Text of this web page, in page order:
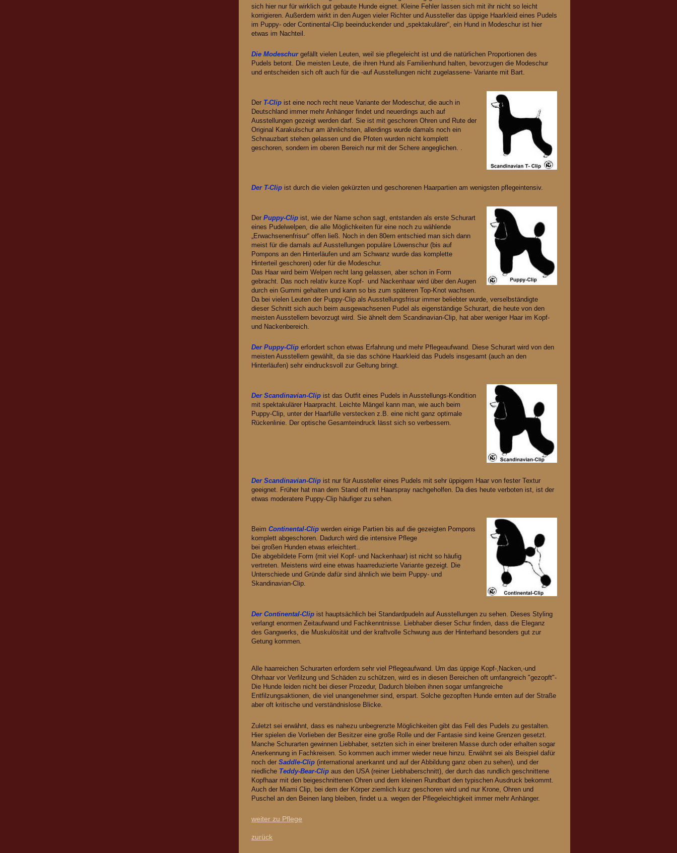
sich hier nur für wirklich gut gebaute Hunde eignet. Kleine Fehler lassen sich mit ihr nicht so leicht
korrigieren. Außerdem wirkt in den Augen vieler Richter und Aussteller das üppige Haarkleid eines Pudels
im Puppy- oder Continental-Clip beeinduckender und „spektakulärer“, ein Hund in Modeschur ist hier
etwas im Nachteil.
Die Modeschurgefällt vielen Leuten, weil sie pflegeleicht ist und die natürlichen Proportionen des
Pudels betont. Die meisten Leute, die ihren Hund als Familienhund halten, bevorzugen die Modeschur
und entscheiden sich oft auch für die -auf Ausstellungen nicht zugelassene- Variante mit Bart.
Der T-Clip ist eine noch recht neue Variante der Modeschur, die auch in
Deutschland immer mehr Anhänger findet und neuerdings auch auf
Ausstellungen gezeigt werden darf. Sie ist mit geschoren Ohren und Rute der
Original Karakulschur am ähnlichsten, allerdings wurde damals noch ein
Schnauzbart stehen gelassen und die Pfoten wurden nicht komplett
geschoren, sondern im oberen Bereich nur mit der Schere angeglichen. .
Der T-Clip ist durch die vielen gekürzten und geschorenen Haarpartien am wenigsten pflegeintensiv.
DerPuppy-Clip ist, wie der Name schon sagt, entstanden als erste Schurart
eines Pudelwelpen, die alle Möglichkeiten für eine noch zu wählende
„Erwachsenenfrisur“ offen ließ. Noch in den 80ern entschied man sich dann
meist für die damals auf Ausstellungen populäre Löwenschur (bis auf
Pompons an den Hinterläufen und am Schwanz wurde das komplette
Hinterteil geschoren) oder für die Modeschur.
Das Haar wird beim Welpen recht lang gelassen, aber schon in Form
gebracht. Das noch relativ kurze Kopf- und Nackenhaar wird über den Augen
durch ein Gummi gehalten und kann so bis zum späteren Top-Knot wachsen.
Da bei vielen Leuten der Puppy-Clip als Ausstellungsfrisur immer beliebter wurde, verselbständigte
dieser Schnitt sich auch beim ausgewachsenen Pudel als eigenständige Schurart, die heute von den
meisten Ausstellern bevorzugt wird. Sie ähnelt dem Scandinavian-Clip, hat aber weniger Haar im Kopf-
und Nackenbereich.
Der Puppy-Cliperfordert schon etwas Erfahrung und mehr Pflegeaufwand. Diese Schurart wird von den
meisten Ausstellern gewählt, da sie das schöne Haarkleid das Pudels insgesamt (auch an den
Hinterläufen) sehr eindrucksvoll zur Geltung bringt.
Der Scandinavian-Clip ist das Outfit eines Pudels in Ausstellungs-Kondition
mit spektakulärer Haarpracht. Leichte Mängel kann man, wie auch beim
Puppy-Clip, unter der Haarfülle verstecken z.B. eine nicht ganz optimale
Rückenlinie. Der optische Gesamteindruck lässt sich so verbessern.
Der Scandinavian-Clip ist nur für Aussteller eines Pudels mit sehr üppigem Haar von fester Textur
geeignet. Früher hat man dem Stand oft mit Haarspray nachgeholfen. Da dies heute verboten ist, ist der
etwas moderatere Puppy-Clip häufiger zu sehen.
BeimContinental-Clip werden einige Partien bis auf die gezeigten Pompons
komplett abgeschoren. Dadurch wird die intensive Pflege
bei großen Hunden etwas erleichtert
Die abgebildete Form (mit viel Kopf- und Nackenhaar) ist nicht so häufig
vertreten. Meistens wird eine etwas haarreduzierte Variante gezeigt. Die
Unterschiede und Gründe dafür sind ähnlich wie beim Puppy- und
Skandinavian-Clip.
Der Continental-Clip ist hauptsächlich bei Standardpudeln auf Ausstellungen zu sehen. Dieses Styling
verlangt enormen Zeitaufwand und Fachkenntnisse. Liebhaber dieser Schur finden, dass die Eleganz
des Gangwerks, die Muskulösität und der kraftvolle Schwung aus der Hinterhand besonders gut zur
Getung kommen.
Alle haarreichen Schurarten erfordern sehr viel Pflegeaufwand. Um das üppige Kopf-,Nacken,-und
Ohrhaar vor Verfilzung und Schäden zu schützen, wird es in diesen Bereichen oft umfangreich "gezopft"-
Die Hunde leiden nicht bei dieser Prozedur, Dadurch bleiben ihnen sogar umfangreiche
Entfilzungsaktionen, die viel unangenehmer sind, erspart. Solche gezopften Hunde ernten auf der Straße
aber oft kritische und verständnislose Blicke.
Zuletzt sei erwähnt, dass es nahezu unbegrenzte Möglichkeiten gibt das Fell des Pudels zu gestalten.
Hier spielen die Vorlieben der Besitzer eine große Rolle und der Fantasie sind keine Grenzen gesetzt.
Manche Schurarten gewinnen Liebhaber, setzten sich in einer breiteren Masse durch oder erhalten sogar
Anerkennung in Fachkreisen. So kommen auch immer wieder neue hinzu. Erwähnt sei als Beispiel dafür
noch derSaddle-Clip (international anerkannt und auf der Abbildung ganz oben zu sehen), und der
niedliche Teddy-Bear-Clip aus den USA (reiner Liebhaberschnitt), der durch das rundlich geschnittene
Kopfhaar mit den beigeschnittenen Ohren und dem kleinen Rundbart den typischen Ausdruck bekommt
Auch der Miami Clip, bei dem der Körper ziemlich kurz geschoren wird und nur Krone, Ohren und
Puschel an den Beinen lang bleiben, findet u.a. wegen der Pflegeleichtigkeit immer mehr Anhänger.
weiter zu Pflege
zurück